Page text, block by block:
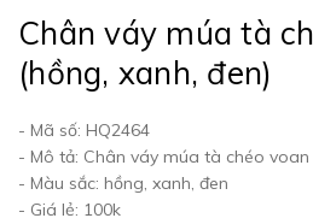
Chân váy múa tà
(hồng, xanh, đen)
- Mã số: HQ2464
- Mô tả: Chân váy múa tà chéo
- Màu sắc: hồng, xanh, đen
- Giá lẻ: 100k